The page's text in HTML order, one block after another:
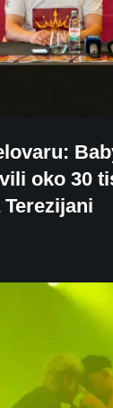
oko 30